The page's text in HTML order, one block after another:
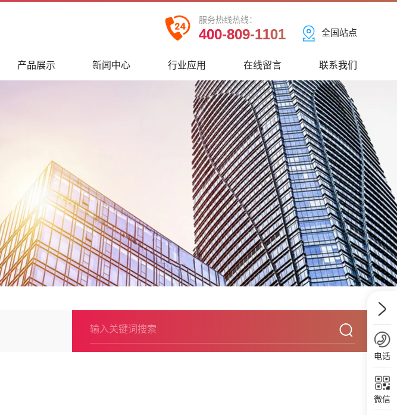
全国站点
服务热线热线：
400-809-1101
产品展示 新闻中心 行业应用 在线留言 联系我们
电话
微信